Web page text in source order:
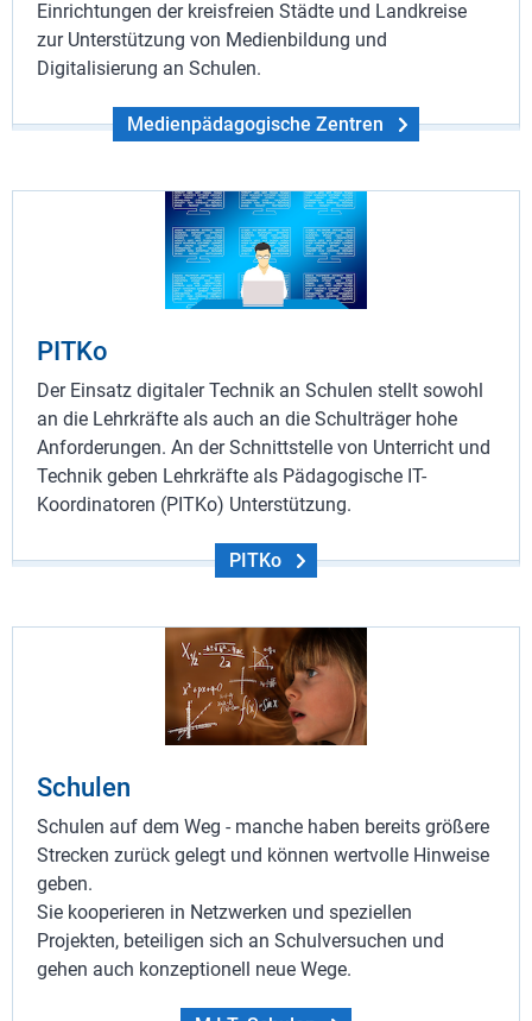
Einrichtungen der kreisfreien Städte und Landkreise
zur Unterstützung von Medienbildung und
Digitalisierung an Schulen.
Medienpädagogische Zentren
PITKo
Der Einsatz digitaler Technik an Schulen stellt sowohl
an die Lehrkräfte als auch an die Schulträger hohe
Anforderungen. An der Schnittstelle von Unterricht und
Technik geben Lehrkräfte als Pädagogische IT-
Koordinatoren (PITKo) Unterstützung.
PITKo
Schulen
Schulen auf dem Weg - manche haben bereits größere
Strecken zurück gelegt und können wertvolle Hinweise
geben.
Sie kooperieren in Netzwerken und speziellen
Projekten, beteiligen sich an Schulversuchen und
gehen auch konzeptionell neue Wege.